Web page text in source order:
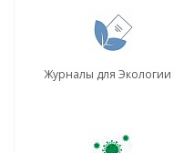
Журналы для Экологии